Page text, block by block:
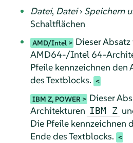
Datei, Datei› Speichern
Schaltflächen
AMD/Intel
Dieser
AMD64-/Intel 64-
Pfeile kennzeichnen den
des Textblocks.
IBM Z, POWER
Dieser
Architekturen IBM Z
Die Pfeile kennzeichnen
Ende des Textblocks.